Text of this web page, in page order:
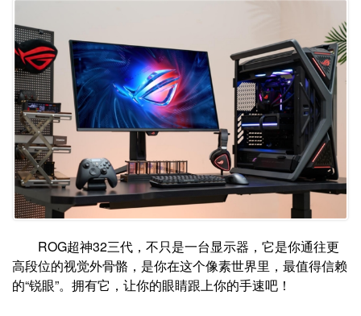
ROG超神32三代，不只是一台显示器，它是你通往更
高段位的视觉外骨骼，是你在这个像素世界里，最值得信赖
的“锐眼”。拥有它，让你的眼睛跟上你的手速吧！